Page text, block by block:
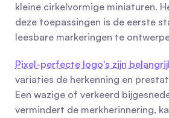
kleine cirkelvormige miniaturen.
deze toepassingen is de eerste
leesbare markeringen te
Pixel-perfecte logo's zijn
variaties de herkenning en
Een wazige of verkeerd
vermindert de merkherinnering,